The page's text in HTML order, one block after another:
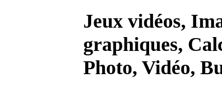
Jeux vidéos,
graphiques,
Photo, Vidéo,